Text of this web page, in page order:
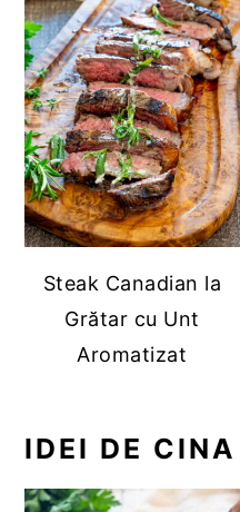
Steak Canadian la
Grătar cu Unt
Aromatizat
IDEI DE CINA